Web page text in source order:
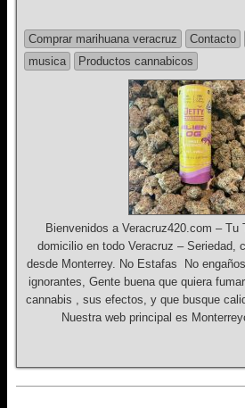
Comprar marihuana veracruz
Contacto
musica
Productos cannabicos
Bienvenidos a Veracruz420.com – Tu
domicilio en todo Veracruz – Seriedad,
desde Monterrey. No Estafas No
ignorantes, Gente buena que quiera
cannabis , sus efectos, y que busque
Nuestra web principal es